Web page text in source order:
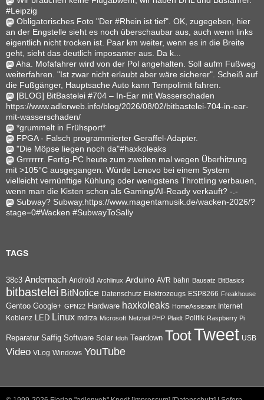
#Leipzig
Obligatorisches Foto "Der #Rhein ist tief". OK, zugegeben, hier
an der Engstelle sieht es noch überschaubar aus, auch wenn links
eigentlich nicht trocken ist. Paar km weiter, wenn es in die Breite
geht, sieht das deutlich imposanter aus. Da k...
Aha. Mofafahrer wird von der Pol angehalten. Soll aufm Fußweg
weiterfahren. "Ist zwar nicht erlaubt aber wäre sicherer". Scheiß auf
die Fußgänger, Hauptsache Auto kann Tempolimit fahren.
[BLOG] BitBastelei #704 – In-Ear mit Wasserschaden
https://www.adlerweb.info/blog/2026/08/02/bitbastelei-704-in-ear-
mit-wasserschaden/
*grummelt in Frühsport*
FPGA - Falsch programmierter Geraffel-Adapter.
"Die Möpse liegen noch da"#haxkoleaks
Grrrrrrr. Fertig-PC heute zum zweiten mal wegen Überhitzung
mit >105°C ausgegangen. Würde Lenovo bei einem System
vielleicht vernünftige Kühlung oder wenigstens Throttling verbauen,
wenn man die Kisten schon als Gaming/AI-Ready verkauft? -.-
Subway? Subway.https://www.magentamusik.de/wacken-2026/?
stage=0#Wacken #SubwayToSally
TAGS
38c3 Andernach Android Archlinux Arduino AVR bahn Bausatz BitBasics
bitbastelei BitNotice Datenschutz Elektrozeugs ESP8266 Freakhouse
Gentoo Google+ GPN22 Hardware haxkoleaks HomeAssistant Internet
Koblenz LED Linux mdrza Microsoft Netzteil PHP Plaidt Politik Raspberry Pi
Reparatur Saffig Software Solar tdoh Teardown TootTweet USB
Video VLog Windows YouTube